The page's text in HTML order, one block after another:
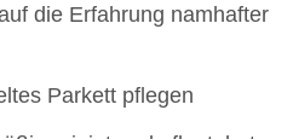
die Erfahrung namhafter
Parkett pflegen